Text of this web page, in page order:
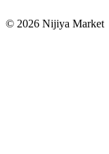
© 2026 Nijiya Market